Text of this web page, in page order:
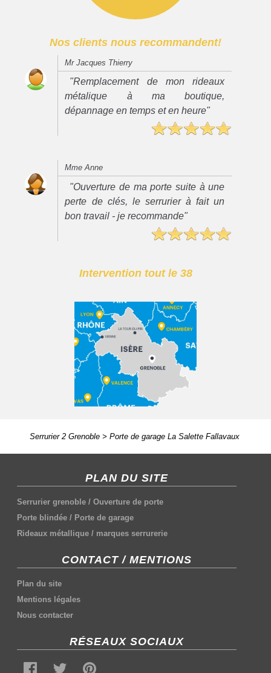
Nos clients nous recommandent!
Mr Jacques Thierry
"Remplacement de mon rideaux
métalique à ma boutique,
dépannage en temps et en heure"
Mme Anne
"Ouverture de ma porte suite à une
perte de clés, le serrurier à fait un
bon travail - je recommande"
Intervention tout le 38
Serrurier 2 Grenoble> Porte de garage La Salette Fallavaux
PLAN DU SITE
Serrurier grenoble /Ouverture de porte
Porte blindée / Porte de garage
Rideaux métallique / marques serrurerie
CONTACT / MENTIONS
Plan du site
Mentions légales
Nous contacter
RÉSEAUX SOCIAUX